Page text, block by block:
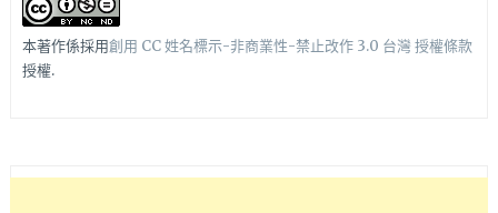
本著作係採用創用 CC 姓名標示-非商業性-禁止改作 3.0 台灣 授權條款
授權.